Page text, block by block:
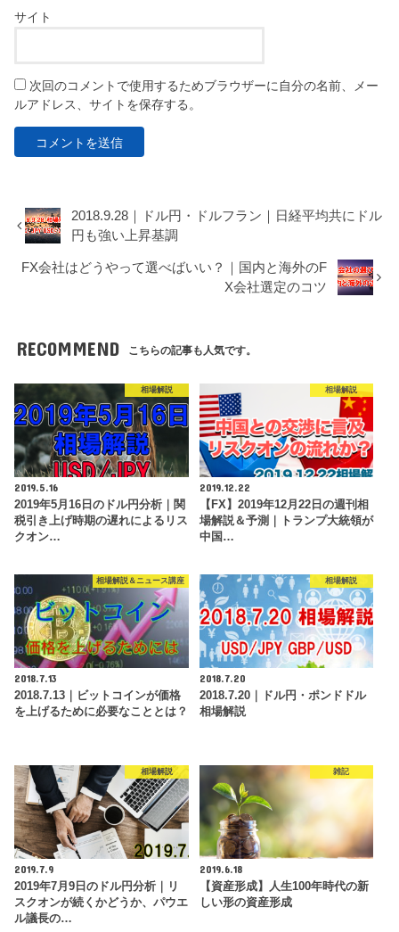
サイト
次回のコメントで使用するためブラウザーに自分の名前、メー
ルアドレス、サイトを保存する。
2018.9.28｜ドル円・ドルフラン｜日経平均共にドル
円も強い上昇基調
FX会社はどうやって選べばいい？｜国内と海外のF
X会社選定のコツ
RECOMMEND こちらの記事も人気です。
相場解説
2019.5.16
2019年5月16日のドル円分析｜関
税引き上げ時期の遅れによるリス
クオン…
相場解説
2019.12.22
【FX】2019年12月22日の週刊相
場解説＆予測｜トランプ大統領が
中国…
相場解説＆ニュース講座
2018.7.13
2018.7.13｜ビットコインが価格
を上げるために必要なこととは？
相場解説
2018.7.20
2018.7.20｜ドル円・ポンドドル
相場解説
相場解説
2019.7.9
2019年7月9日のドル円分析｜リ
スクオンが続くかどうか、パウエ
ル議長の…
雑記
2019.6.18
【資産形成】人生100年時代の新
しい形の資産形成